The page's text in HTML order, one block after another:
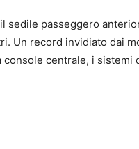
sedile passeggero
Un record invidiato dai
console centrale, i